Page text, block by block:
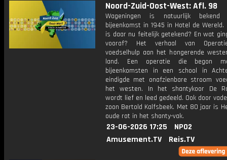
Noord-Zuid-Oost-West: Afl. 98
Wageningen is natuurlijk
bijeenkomst in 1945 in Hotel de
is daar nu feitelijk getekend? En wat
vooraf? Het verhaal van
voedselhulp aan het hongerende
land. Een operatie die begon
bijeenkomsten in een school in
eindigde met onafzienbare stroom
het westen. In het shantykoor De
wordt lief en leed gedeeld. Ook door
zoon Bertold Kalfsbeek. Met 80 jaar is
oude rot in het shanty-vak.
23-06-2026 17:25
NPO2
Amusement.TV
Reis.TV